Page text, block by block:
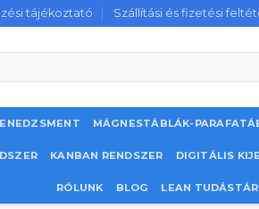
tájékoztató Szállítási és fizetési
MÁGNESTÁBLÁK-
KANBAN RENDSZER DIGITÁLIS
RÓLUNK BLOG LEAN TUDÁSTÁR